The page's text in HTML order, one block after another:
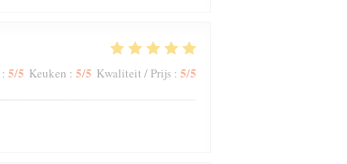
: 5/5 Keuken : 5/5 Kwaliteit / Prijs : 5/5